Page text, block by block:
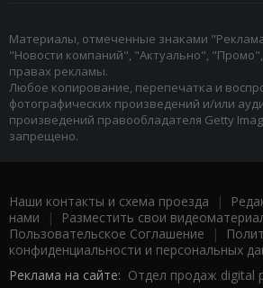
Материалы, отмеченные знаками
"Новости компаний", "Актуально",
правах рекламы.
Любое копирование, перепечатка и
фотографических произведений и/или
произведений правообладателя Getty
запрещено.
Наши контакты и схема проезда |
нами | Разместить свои
Пользовательское Соглашение |
конфиденциальности и персональных
Реклама на сайте: Отдел продаж digital